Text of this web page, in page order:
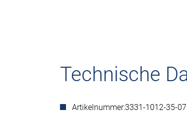
Technische
Artikelnummer:3331-1012-35-07